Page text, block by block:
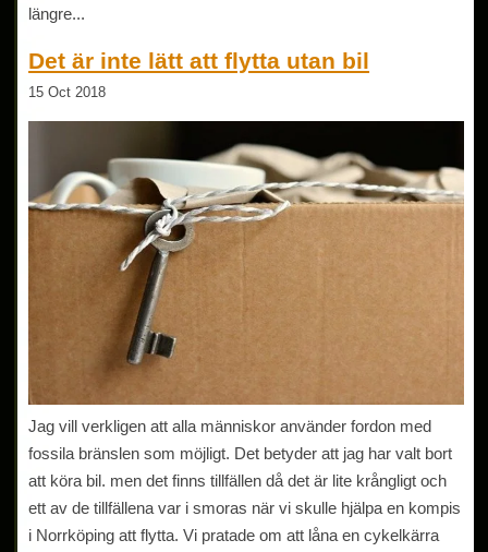
längre...
Det är inte lätt att flytta utan bil
15 Oct 2018
Jag vill verkligen att alla människor använder fordon med
fossila bränslen som möjligt. Det betyder att jag har valt bort
att köra bil. men det finns tillfällen då det är lite krångligt och
ett av de tillfällena var i smoras när vi skulle hjälpa en kompis
i Norrköping att flytta. Vi pratade om att låna en cykelkärra